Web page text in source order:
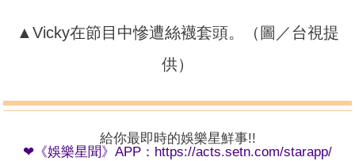
▲Vicky在節目中慘遭絲襪套頭。（圖／台視提
供）
給你最即時的娛樂星鮮事!!
❤《娛樂星聞》APP： https://acts.setn.com/starapp/